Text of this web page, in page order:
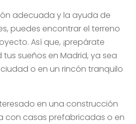
adecuada y la ayuda de
puedes encontrar el terreno
Así que, ¡prepárate
sueños en Madrid, ya sea
o en un rincón tranquilo
en una construcción
con casas prefabricadas o en